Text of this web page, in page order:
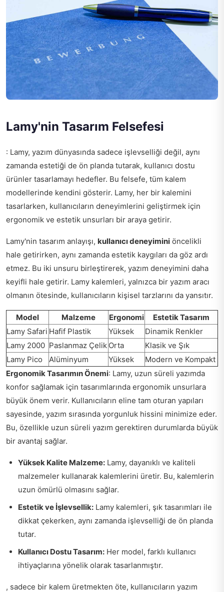
Lamy'nin Tasarım Felsefesi
: Lamy, yazım dünyasında sadece işlevselliği değil, aynı
zamanda estetiği de ön planda tutarak, kullanıcı dostu
ürünler tasarlamayı hedefler. Bu felsefe, tüm kalem
modellerinde kendini gösterir. Lamy, her bir kalemini
tasarlarken, kullanıcıların deneyimlerini geliştirmek için
ergonomik ve estetik unsurları bir araya getirir.
Lamy'nin tasarım anlayışı, kullanıcı deneyimini öncelikli
hale getirirken, aynı zamanda estetik kaygıları da göz ardı
etmez. Bu iki unsuru birleştirerek, yazım deneyimini daha
keyifli hale getirir. Lamy kalemleri, yalnızca bir yazım aracı
olmanın ötesinde, kullanıcıların kişisel tarzlarını da yansıtır.
Model Malzeme Ergonomi
Estetik Tasarım
Lamy Safari Hafif Plastik Yüksek
Dinamik Renkler
Lamy 2000 Paslanmaz Çelik Orta
Klasik ve Şık
Lamy Pico
Alüminyum Yüksek
Modern ve Kompakt
Ergonomik Tasarımın Önemi: Lamy, uzun süreli yazımda
konfor sağlamak için tasarımlarında ergonomik unsurlara
büyük önem verir. Kullanıcıların eline tam oturan yapıları
sayesinde, yazım sırasında yorgunluk hissini minimize eder.
Bu, özellikle uzun süreli yazım gerektiren durumlarda büyük
bir avantaj sağlar.
Yüksek Kalite Malzeme: Lamy, dayanıklı ve kaliteli
malzemeler kullanarak kalemlerini üretir. Bu, kalemlerin
uzun ömürlü olmasını sağlar.
Estetik ve İşlevsellik: Lamy kalemleri, şık tasarımları ile
dikkat çekerken, aynı zamanda işlevselliği de ön planda
tutar.
Kullanıcı Dostu Tasarım: Her model, farklı kullanıcı
ihtiyaçlarına yönelik olarak tasarlanmıştır.
, sadece bir kalem üretmekten öte, kullanıcıların yazım